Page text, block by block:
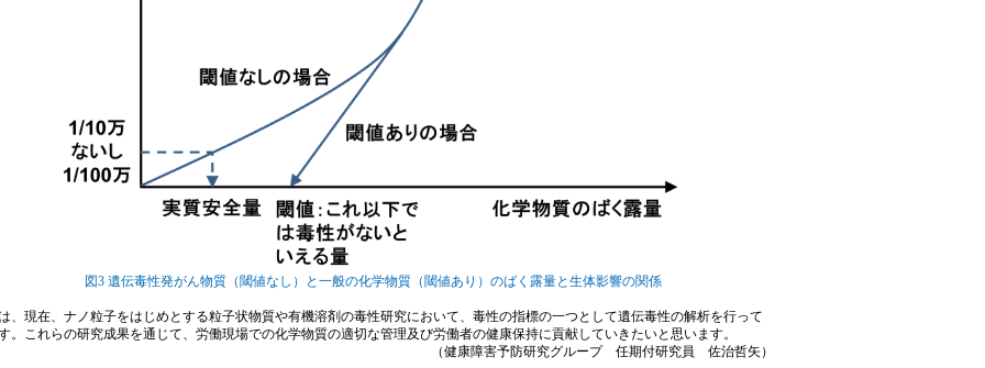
図3 遺伝毒性発がん物質（閾値なし）と一般の化学物質（閾値あり）のばく露量と生体影響の関係
、現在、ナノ粒子をはじめとする粒子状物質や有機溶剤の毒性研究において、毒性の指標の一つとして遺伝毒性の解析を行って
。これらの研究成果を通じて、労働現場での化学物質の適切な管理及び労働者の健康保持に貢献していきたいと思います。
（健康障害予防研究グループ 任期付研究員 佐治哲矢）